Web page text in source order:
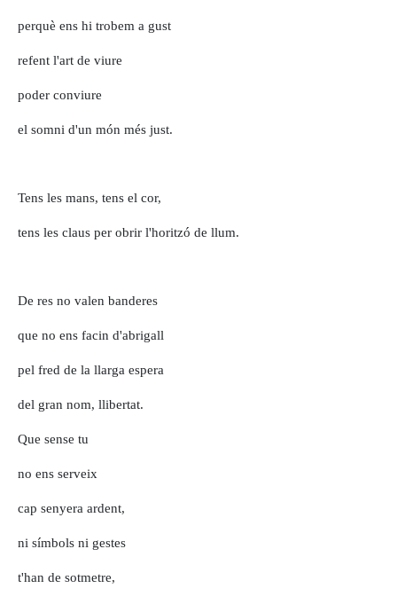
perquè ens hi trobem a gust
refent l'art de viure
poder conviure
el somni d'un món més just.
Tens les mans, tens el cor,
tens les claus per obrir l'horitzó de llum.
De res no valen banderes
que no ens facin d'abrigall
pel fred de la llarga espera
del gran nom, llibertat.
Que sense tu
no ens serveix
cap senyera ardent,
ni símbols ni gestes
t'han de sotmetre,